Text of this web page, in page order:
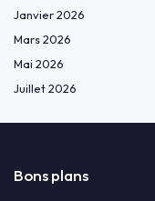
Janvier 2026
Mars 2026
Mai 2026
Juillet 2026
Bons plans